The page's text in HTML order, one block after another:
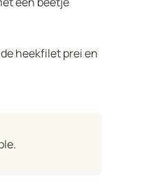
heekfilet prei en